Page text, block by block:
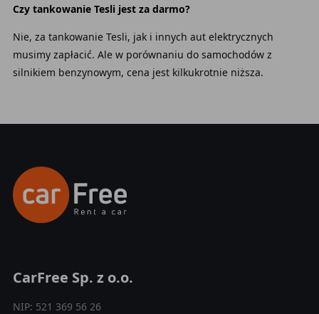
Czy tankowanie Tesli jest za darmo?
Nie, za tankowanie Tesli, jak i innych aut elektrycznych
musimy zapłacić. Ale w porównaniu do samochodów z
silnikiem benzynowym, cena jest kilkukrotnie niższa.
CarFree Sp. z o.o.
NIP: 521 369 56 26